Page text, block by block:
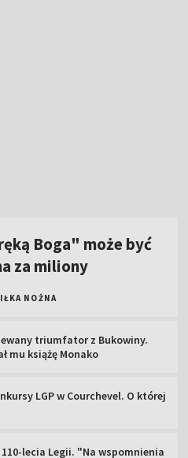
LGP w Courchevel. O której
110-lecia Legii. "Na wspomnienia
Anastazji Kuś! Zobacz bieg
Oregon: oglądaj 3. dzień